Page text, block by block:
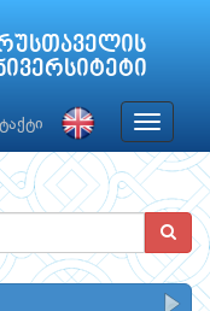
Toggle